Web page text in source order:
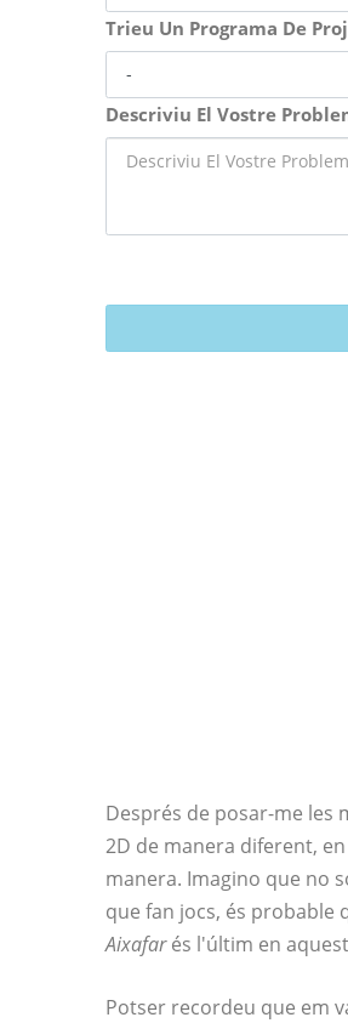
Trieu Un Programa De
Descriviu El Vostre
Després de posar-me les
2D de manera diferent,
manera. Imagino que no
que fan jocs, és probable
Aixafarés l'últim en
Potser recordeu que em